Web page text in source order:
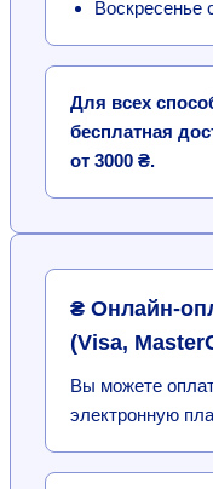
Воскресенье
Для всех
бесплатная
от 3000 ₴.
₴ Онлайн-
(Visa,
Вы можете
электронную